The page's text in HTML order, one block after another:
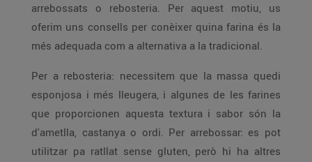
arrebossats o rebosteria. Per aquest motiu, us
oferim uns consells per conèixer quina farina és la
més adequada com a alternativa a la tradicional.
Per a rebosteria: necessitem que la massa quedi
esponjosa i més lleugera, i algunes de les farines
que proporcionen aquesta textura i sabor són la
d'ametlla, castanya o ordi. Per arrebossar: es pot
utilitzar pa ratllat sense gluten, però hi ha altres